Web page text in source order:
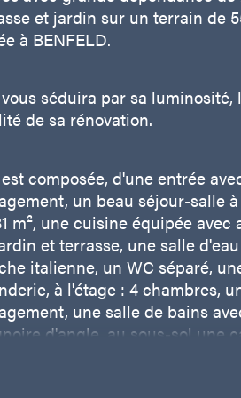
Valeurs
de chambre(s)
de pièces
salle de bains
et jardin sur un terrain de
à BENFELD.
séduira par sa luminosité,
de sa rénovation.
composée, d'une entrée
un beau séjour-salle
m², une cuisine équipée avec
et terrasse, une salle
italienne, un WC séparé,
à l'étage : 4 chambres,
une salle de bains
d'angle, au sous-sol une